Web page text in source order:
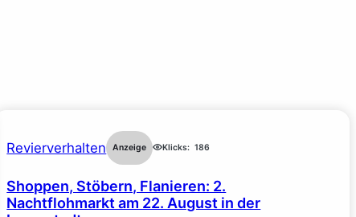
Revierverhalten Anzeige Klicks: 186
Shoppen, Stöbern, Flanieren: 2.
Nachtflohmarkt am 22. August in der